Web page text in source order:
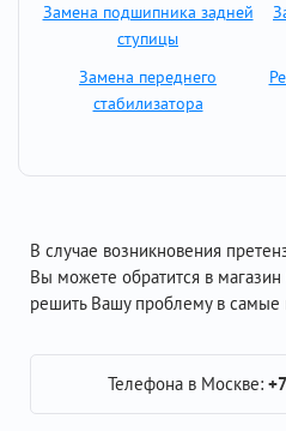
Замена подшипника задней
ступицы
Замена переднего
стабилизатора
В случае возникновения
Вы можете обратится в
решить Вашу проблему в самые
Телефона в Москве: